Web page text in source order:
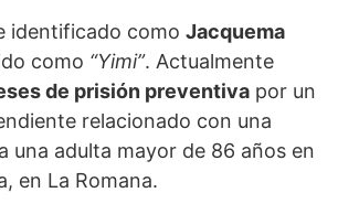
identificado como Jacquema
como “Yimi”. Actualmente
de prisión preventiva por un
relacionado con una
una adulta mayor de 86 años en
en La Romana.